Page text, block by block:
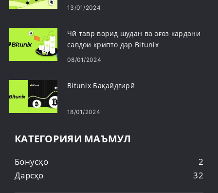
13/01/2024
Чӣ тавр ворид шудан ва оғоз кардани
савдои крипто дар Bitunix
08/01/2024
Bitunix Бақайдгирӣ
18/01/2024
КАТЕГОРИЯИ МАЪМУЛ
Бонусҳо
2
Дарсҳо
32